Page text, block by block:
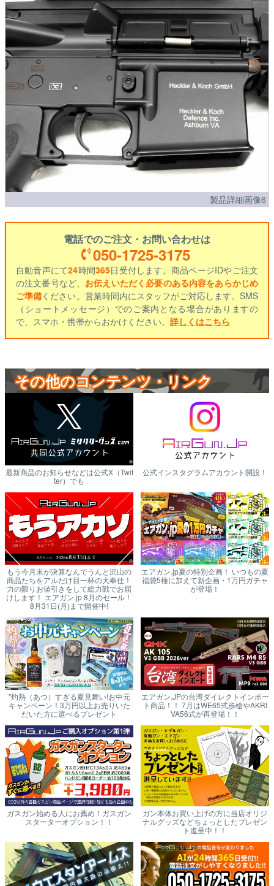
製品詳細画像6
電話でのご注文・お問い合わせは
050-1725-3175
自動音声にて24時間365日受付します。商品ページIDやご注文
の注文番号など、 お伝えいただく必要のある内容をあらかじめ
ご準備ください。営業時間内にスタッフがご対応します。SMS
（ショートメッセージ）でのご案内となる場合がありますの
で、スマホ・携帯からおかけください。 詳しくはこちら
その他のコンテンツ・リンク
最新商品のお知らせなどは公式X（Twit
ter）でも
公式インスタグラムアカウント開設！
もう今月末が決算なんでうんと沢山の
商品たちをアルだけ目一杯の大奉仕！
力の限りお値引きをして総力戦でお届
けします！ エアガン.jp 8月のセール！
8月31日(月)まで開催中!
エアガン.jp夏の特別企画！ いつもの夏
福袋5種に加えて新企画・1万円ガチャ
が登場！
"灼熱（あつ）すぎる夏見舞い!お中元
キャンペーン！3万円以上お売りいた
だいた方に選べるプレゼント
エアガン.JPの台湾ダイレクトインポー
ト商品！！ 7月はWE65式歩槍やAKRI
VA56式が再登場！！
ガスガン始める人にお薦め！ガスガン
スターターオプション！！
ガン本体お買い上げの方に当店オリジ
ナルグッズなどちょっとしたプレゼン
ト進呈中！！